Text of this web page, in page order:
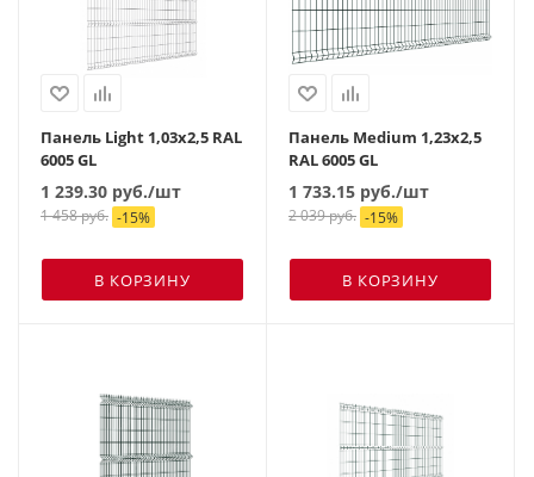
Панель Light 1,03х2,5 RAL
6005 GL
1 239.30 руб./шт
1 458руб. -15%
В КОРЗИНУ
Панель Medium 1,23х2,5
RAL 6005 GL
1 733.15 руб./шт
2 039руб. -15%
В КОРЗИНУ